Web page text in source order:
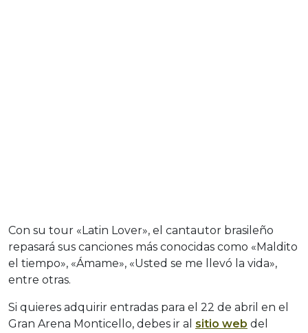
Con su tour «Latin Lover», el cantautor brasileño
repasará sus canciones más conocidas como «Maldito
el tiempo», «Ámame», «Usted se me llevó la vida»,
entre otras.
Si quieres adquirir entradas para el 22 de abril en el
Gran Arena Monticello, debes ir al sitio web del